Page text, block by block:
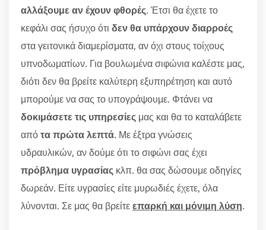
αλλάξουμε αν έχουν φθορές. Έτσι θα έχετε το
κεφάλι σας ήσυχο ότι δεν θα υπάρχουν διαρροές
στα γειτονικά διαμερίσματα, αν όχι στους τοίχους
υπνοδωματίων. Για βουλωμένα σιφώνια καλέστε μας,
διότι δεν θα βρείτε καλύτερη εξυπηρέτηση και αυτό
μπορούμε να σας το υπογράψουμε. Φτάνει να
δοκιμάσετε τις υπηρεσίες μας και θα το καταλάβετε
απότα πρώτα λεπτά. Με έξτρα γνώσεις
υδραυλικών, αν δούμε ότι το σιφώνι σας έχει
πρόβλημα υγρασίας κλπ. θα σας δώσουμε οδηγίες
δωρεάν. Είτε υγρασίες είτε μυρωδιές έχετε, όλα
λύνονται. Σε μας θα βρείτεεπαρκή και μόνιμη λύση.